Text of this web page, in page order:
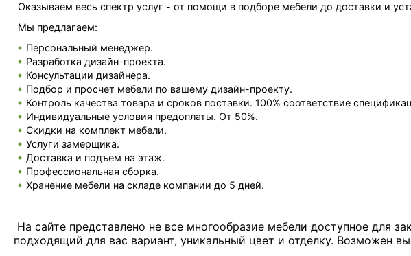
Оказываем весь спектр услуг - от помощи в подборе мебели до доставки и
Мы предлагаем:
Персональный менеджер.
Разработка дизайн-проекта.
Консультации дизайнера.
Подбор и просчет мебели по вашему дизайн-проекту.
Контроль качества товара и сроков поставки. 100% соответствие
Индивидуальные условия предоплаты. От 50%.
Скидки на комплект мебели.
Услуги замерщика.
Доставка и подъем на этаж.
Профессиональная сборка.
Хранение мебели на складе компании до 5 дней.
На сайте представлено не все многообразие мебели доступное для
подходящий для вас вариант, уникальный цвет и отделку. Возможен